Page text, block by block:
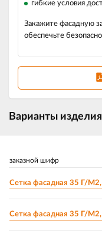
гибкие условия
Закажите фасадную
обеспечьте
Варианты изделия
заказной шифр
Сетка фасадная 35 Г/
Сетка фасадная 35 Г/